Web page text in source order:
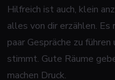
Hilfreich ist auch, klein
alles von dir erzählen.
paar Gespräche zu
stimmt. Gute Räume
machen Druck.